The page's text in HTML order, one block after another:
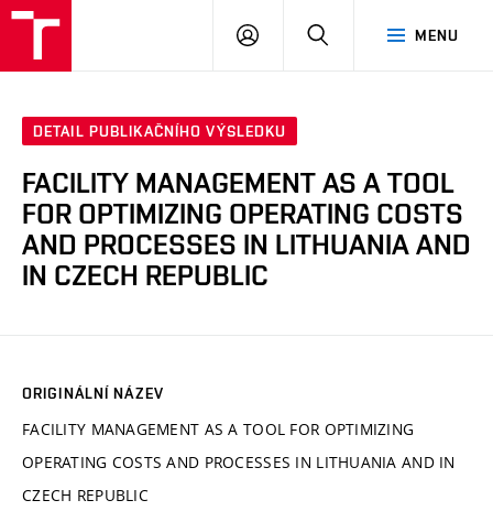
MENU
PŘIHLÁSIT
DETAIL PUBLIKAČNÍHO VÝSLEDKU
FACILITY MANAGEMENT AS A TOOL
FOR OPTIMIZING OPERATING COSTS
AND PROCESSES IN LITHUANIA AND
IN CZECH REPUBLIC
ORIGINÁLNÍ NÁZEV
FACILITY MANAGEMENT AS A TOOL FOR OPTIMIZING
OPERATING COSTS AND PROCESSES IN LITHUANIA AND IN
CZECH REPUBLIC